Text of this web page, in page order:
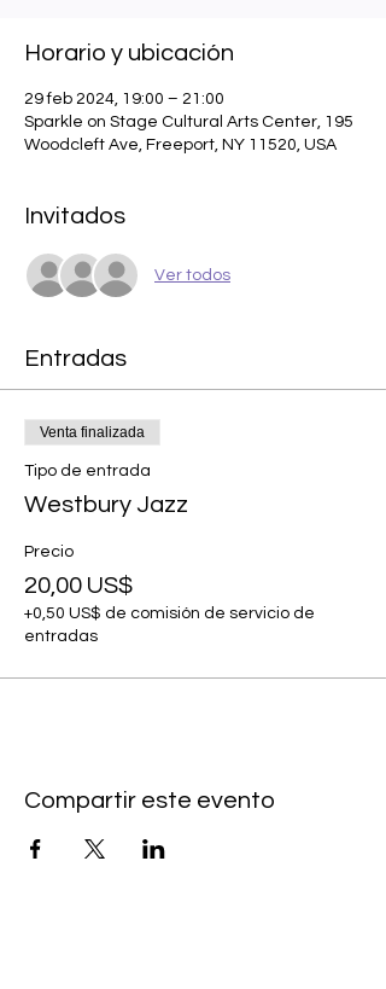
Horario y ubicación
29 feb 2024, 19:00 – 21:00
Sparkle on Stage Cultural Arts Center, 195
Woodcleft Ave, Freeport, NY 11520, USA
Invitados
Ver todos
Entradas
Venta finalizada
Tipo de entrada
Westbury Jazz
Precio
20,00 US$
+0,50 US$ de comisión de servicio de
entradas
Compartir este evento